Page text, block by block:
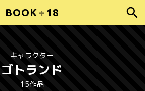
BOOK + 18
キャラクター
ゴトランド
15作品